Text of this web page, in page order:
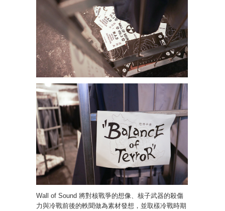
Wall of Sound 將對核戰爭的想像、核子武器的殺傷
力與冷戰前後的軼聞做為素材發想，並取樣冷戰時期